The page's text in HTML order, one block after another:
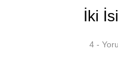
İki
4 -